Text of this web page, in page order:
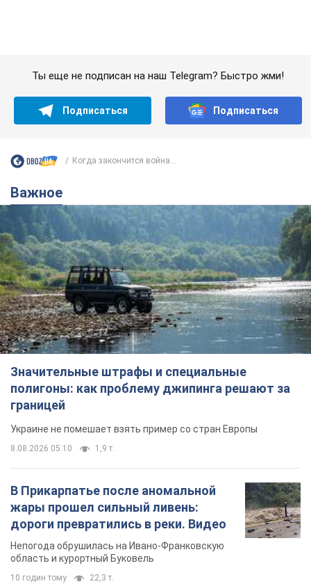
Значительные штрафы и специальные
полигоны: как проблему джипинга решают за
границей
Украине не помешает взять пример со стран Европы
8.08.2026 05:10 1,9 т.
В Прикарпатье после аномальной
жары прошел сильный ливень:
дороги превратились в реки. Видео
Непогода обрушилась на Ивано-Франковскую
область и курортный Буковель
22,3 т.
Женщине начислили 729 тыс. грн
долга за газ из-за показаний
неисправного счетчика: судья
вынес неожиданное решение
Нужно ли платить долг из-за доначисления
5 годин тому 30,6 т.